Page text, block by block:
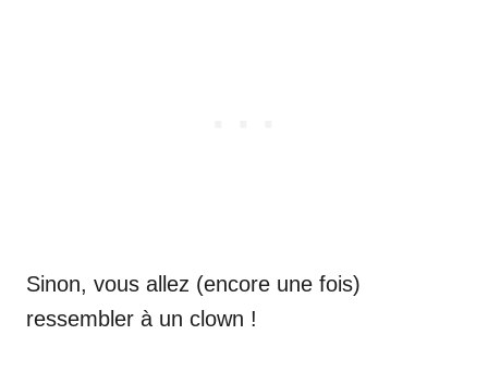
Sinon, vous allez (encore une fois)
ressembler à un clown !